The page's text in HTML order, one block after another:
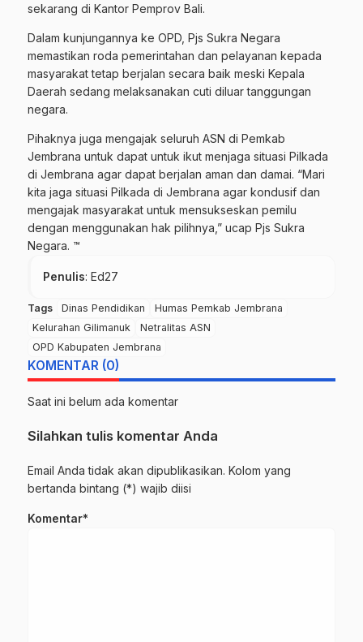
sekarang di Kantor Pemprov Bali.
Dalam kunjungannya ke OPD, Pjs Sukra Negara
memastikan roda pemerintahan dan pelayanan kepada
masyarakat tetap berjalan secara baik meski Kepala
Daerah sedang melaksanakan cuti diluar tanggungan
negara.
Pihaknya juga mengajak seluruh ASN di Pemkab
Jembrana untuk dapat untuk ikut menjaga situasi Pilkada
di Jembrana agar dapat berjalan aman dan damai. “Mari
kita jaga situasi Pilkada di Jembrana agar kondusif dan
mengajak masyarakat untuk mensukseskan pemilu
dengan menggunakan hak pilihnya,” ucap Pjs Sukra
Negara. ™
Penulis: Ed27
Tags Dinas Pendidikan
Humas Pemkab Jembrana
Kelurahan Gilimanuk
Netralitas ASN
OPD Kabupaten Jembrana
KOMENTAR (0)
Saat ini belum ada komentar
Silahkan tulis komentar Anda
Email Anda tidak akan dipublikasikan. Kolom yang
bertanda bintang (*) wajib diisi
Komentar*